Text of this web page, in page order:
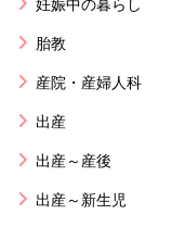
胎教
産院・産婦人科
出産
出産～産後
出産～新生児